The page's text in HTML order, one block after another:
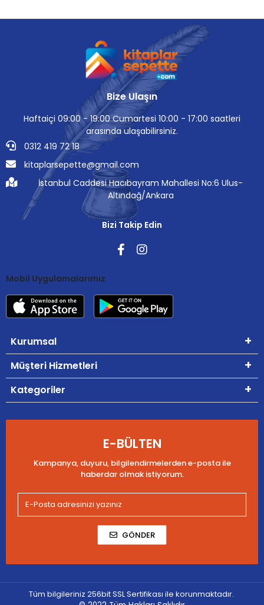
Bize Ulaşın
Haftaiçi 09:00 - 19:00 Cumartesi 10:00 - 17:00 saatleri
arasında ulaşabilirsiniz.
0312 419 72 18
kitaplarsepette@gmail.com
İstanbul Caddesi Hacıbayram Mahallesi No:6 Ulus-
Altındağ/Ankara
Bizi Takip Edin
Mobil Uygulamalarımız
Kurumsal
Müşteri Hizmetleri
Kategoriler
E-BÜLTEN
Kampanya, duyuru, bilgilendirmelerden e-posta ile
haberdar olmak istiyorum.
GÖNDER
Tüm bilgileriniz 256bit SSL Sertifikası ile korunmaktadır.